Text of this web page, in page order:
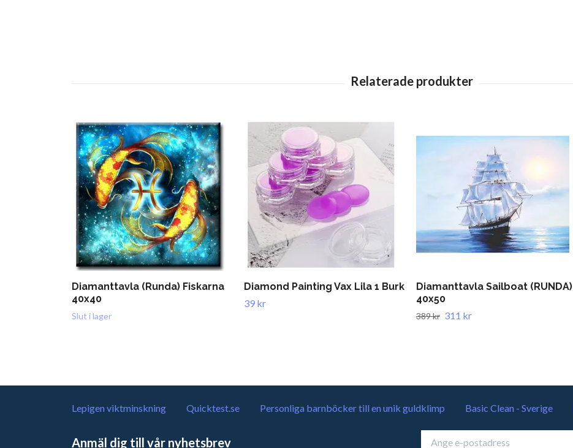
Diamanttavla (Runda) Fiskarna
40x40
Slut i lager
Diamond Painting Vax Lila 1 Burk
39 kr
Diamanttavla Sailboat (RUNDA)
40x50
389 kr 311 kr
Lepigen viktminskning Quicktest.se Personliga barnböcker till en unik guldklimp Basic Clean - Sverige
Anmäl dig till vår nyhetsbrev